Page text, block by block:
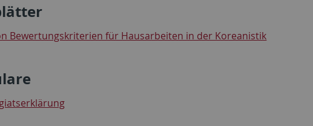
Bewertungskriterien für Hausarbeiten in der Koreanistik